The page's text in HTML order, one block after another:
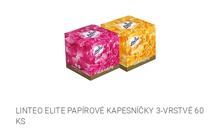
LINTEO ELITE PAPÍROVÉ KAPESNÍČKY 3-VRSTVÉ 60
KS